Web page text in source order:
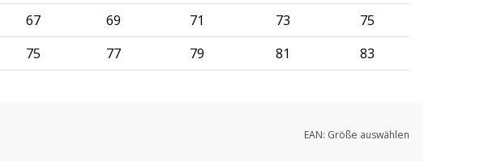
67 69 71 73
75
75 77 79 81 83
EAN: Größe auswählen